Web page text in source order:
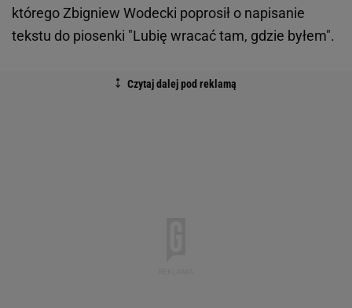
którego Zbigniew Wodecki poprosił o napisanie
tekstu do piosenki "Lubię wracać tam, gdzie byłem".